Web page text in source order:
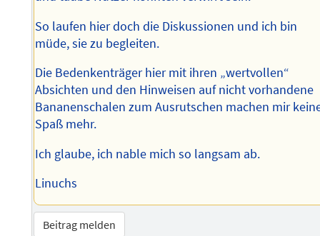
So laufen hier doch die Diskussionen und ich bin
müde, sie zu begleiten.
Die Bedenkenträger hier mit ihren „wertvollen“
Absichten und den Hinweisen auf nicht vorhandene
Bananenschalen zum Ausrutschen machen mir
Spaß mehr.
Ich glaube, ich nable mich so langsam ab.
Linuchs
Beitrag melden